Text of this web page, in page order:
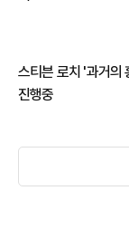
스티븐 로치 '과거의
진행중